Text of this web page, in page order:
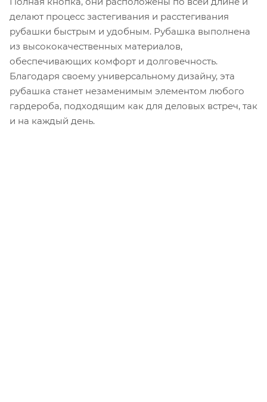
делают процесс застегивания и расстегивания
рубашки быстрым и удобным.​ Рубашка выполнена
из высококачественных материалов,
обеспечивающих комфорт и долговечность.
Благодаря своему универсальному дизайну, эта
рубашка станет незаменимым элементом любого
гардероба, подходящим как для деловых встреч, так
и на каждый день.